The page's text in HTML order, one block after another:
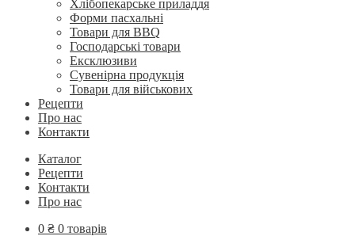
Хлібопекарське приладдя
Форми пасхальні
Товари для BBQ
Господарські товари
Ексклюзиви
Сувенірна продукція
Товари для військових
Рецепти
Про нас
Контакти
Каталог
Рецепти
Контакти
Про нас
0 ₴ 0 товарів